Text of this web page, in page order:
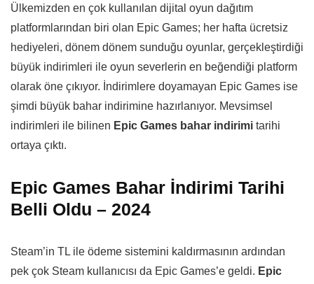
Ülkemizden en çok kullanılan dijital oyun dağıtım
platformlarından biri olan Epic Games; her hafta ücretsiz
hediyeleri, dönem dönem sunduğu oyunlar, gerçekleştirdiği
büyük indirimleri ile oyun severlerin en beğendiği platform
olarak öne çıkıyor. İndirimlere doyamayan Epic Games ise
şimdi büyük bahar indirimine hazırlanıyor. Mevsimsel
indirimleri ile bilinen Epic Games bahar indirimi tarihi
ortaya çıktı.
Epic Games Bahar İndirimi Tarihi
Belli Oldu – 2024
Steam’in TL ile ödeme sistemini kaldırmasının ardından
pek çok Steam kullanıcısı da Epic Games’e geldi. Epic